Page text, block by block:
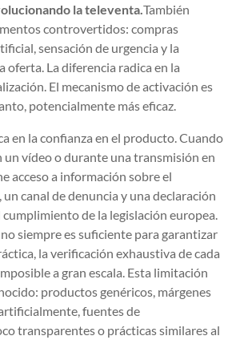
la televenta. También
controvertidos: compras
sensación de urgencia y la
oferta. La diferencia radica en la
El mecanismo de activación es
potencialmente más eficaz.
en la confianza en el producto. Cuando
un vídeo o durante una transmisión en
acceso a información sobre el
canal de denuncia y una declaración
de la legislación europea.
siempre es suficiente para garantizar
la verificación exhaustiva de cada
a gran escala. Esta limitación
productos genéricos, márgenes
fuentes de
transparentes o prácticas similares al